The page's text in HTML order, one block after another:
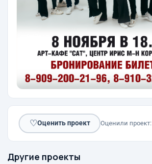
♡Оценить проект Оценили проект:
Другие проекты